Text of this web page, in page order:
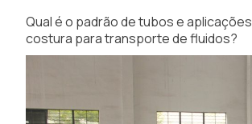
Qual é o padrão de tubos e
costura para transporte de fluidos?